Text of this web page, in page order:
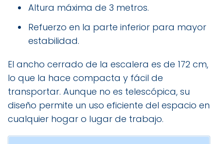
Altura máxima de 3 metros.
Refuerzo en la parte inferior para mayor
estabilidad.
El ancho cerrado de la escalera es de 172 cm,
lo que la hace compacta y fácil de
transportar. Aunque no es telescópica, su
diseño permite un uso eficiente del espacio en
cualquier hogar o lugar de trabajo.